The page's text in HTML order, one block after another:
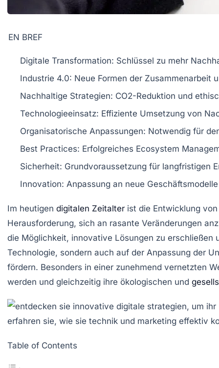
EN BREF
Digitale Transformation: Schlüssel zu mehr
Industrie 4.0: Neue Formen der Zusammenarbeit
Nachhaltige Strategien: CO2-Reduktion und
Technologieeinsatz: Effiziente Umsetzung von
Organisatorische Anpassungen: Notwendig für
Best Practices: Erfolgreiches Ecosystem
Sicherheit: Grundvoraussetzung für langfristigen
Innovation: Anpassung an neue
Im heutigen digitalen Zeitalter ist die Entwicklung
Herausforderung, sich an rasante Veränderungen
die Möglichkeit, innovative Lösungen zu erschließen
Technologie, sondern auch auf der Anpassung der
fördern. Besonders in einer zunehmend vernetzten
werden und gleichzeitig ihre ökologischen und
Table of Contents